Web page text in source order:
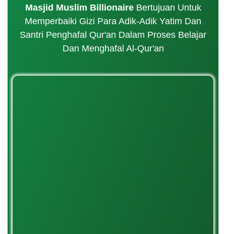
Masjid Muslim BillionaireBertujuan Untuk
Memperbaiki Gizi Para Adik-Adik Yatim Dan
Santri Penghafal Qur'an Dalam Proses Belajar
Dan Menghafal Al-Qur'an